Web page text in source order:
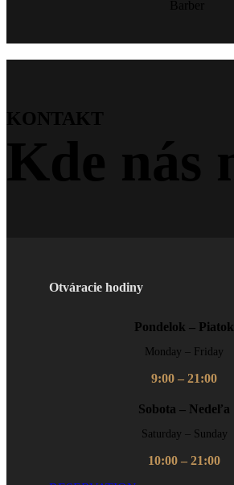
Otváracie hodiny
Pondelok – Piatok
Monday – Friday
9:00 – 21:00
Sobota – Nedeľa
Saturday – Sunday
10:00 – 21:00